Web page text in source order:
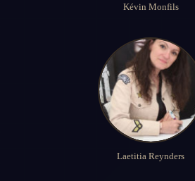
Kévin Monfils
Laetitia Reynders